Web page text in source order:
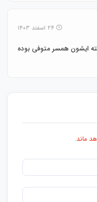
ایشون همسر متوفی بوده
ماند.